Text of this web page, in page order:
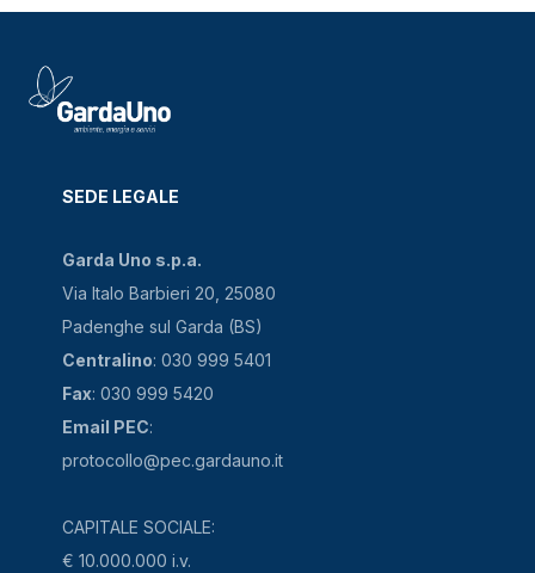
SEDE LEGALE
Garda Uno s.p.a.
Via Italo Barbieri 20, 25080
Padenghe sul Garda (BS)
Centralino: 030 999 5401
Fax: 030 999 5420
Email PEC:
protocollo@pec.gardauno.it
CAPITALE SOCIALE:
€ 10.000.000 i.v.